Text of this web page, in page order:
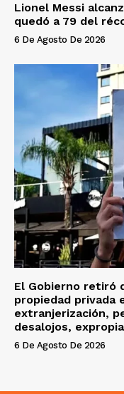
Lionel Messi
quedó a 79 del
6 De Agosto De 2026
El Gobierno retiró
propiedad privada
extranjerización,
desalojos,
6 De Agosto De 2026